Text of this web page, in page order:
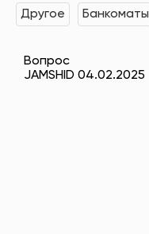
Другое Банкоматы
Вопрос
JAMSHID 04.02.2025